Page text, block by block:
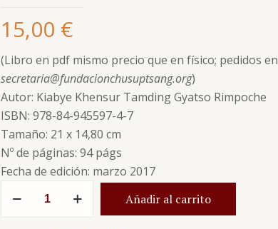
15,00 €
(Libro en pdf mismo precio que en físico; pedidos en
secretaria@fundacionchusuptsang.org)
Autor: Kiabye Khensur Tamding Gyatso Rimpoche
ISBN: 978-84-945597-4-7
Tamaño: 21 x 14,80 cm
Nº de páginas: 94 págs
Fecha de edición: marzo 2017
Añadir al carrito